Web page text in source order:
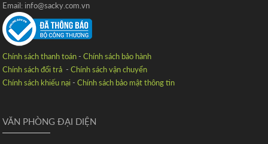
Email: info@sacky.com.vn
Chính sách thanh toán-Chính sách bảo hành
Chính sách đổi trả -Chính sách vận chuyển
Chính sách khiếu nại-Chính sách bảo mật thông tin
VĂN PHÒNG ĐẠI DIỆN